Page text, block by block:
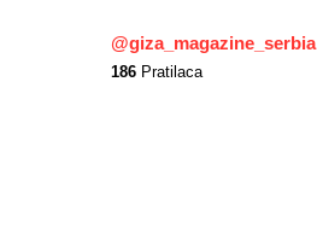
@giza_magazine_serbia
186 Pratilaca